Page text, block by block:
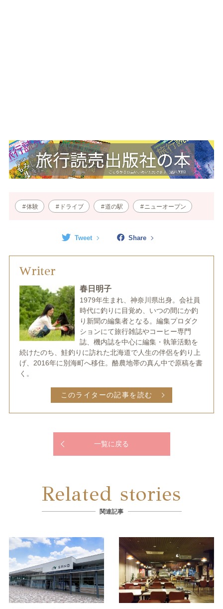
体験 ドライブ 道の駅 ニューオープン
Tweet Share
Writer
春日明子
1979年生まれ、神奈川県出身。会社員
時代に釣りに目覚め、いつの間にか釣
り新聞の編集者となる。編集プロダク
ションにて旅行雑誌やコーヒー専門
誌、機内誌を中心に編集・執筆活動を
続けたのち、鮭釣りに訪れた北海道で人生の伴侶を釣り上
げ、2016年に別海町へ移住。酪農地帯の真ん中で原稿を書
く。
このライターの記事を読む
一覧に戻る
Related stories
関連記事